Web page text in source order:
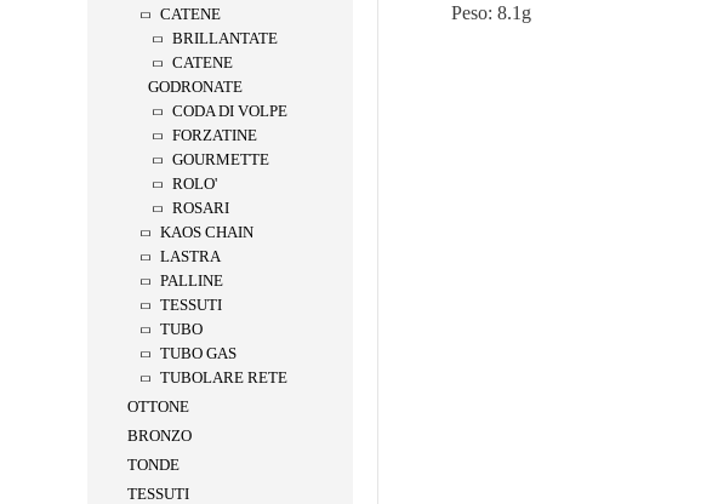
CATENE
BRILLANTATE
CATENE
GODRONATE
CODA DI VOLPE
FORZATINE
GOURMETTE
ROLO'
ROSARI
KAOS CHAIN
LASTRA
PALLINE
TESSUTI
TUBO
TUBO GAS
TUBOLARE RETE
OTTONE
BRONZO
TONDE
TESSUTI
Peso: 8.1g